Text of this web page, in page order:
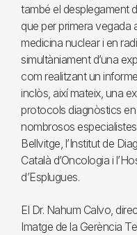
també el desplegament
que per primera vegada
medicina nuclear i en
simultàniament d’una
com realitzant un
inclòs, així mateix, una
protocols diagnòstics en
nombrosos
Bellvitge, l’Institut de
Català d’Oncologia i
d’Esplugues.
El Dr. Nahum Calvo,
Imatge de la Gerència